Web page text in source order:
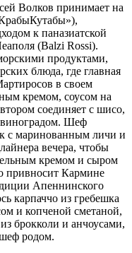
Волков принимает на
к паназиатской
(Balzi Rossi).
продуктами,
блюда, где главная
в своем
кремом, соусом на
соединяет с шисо,
Шеф
с маринованным личи и
вечера, чтобы
кремом и сыром
привносит Кармине
Апеннинского
карпаччо из гребешка
и копченой сметаной,
брокколи и анчоусами,
родом.